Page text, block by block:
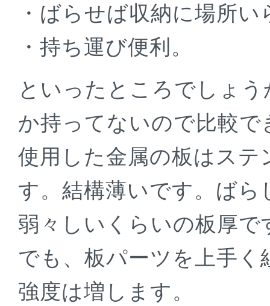
・ばらせば収納に場所い
・持ち運び便利。
といったところでしょ
か持ってないので比較
使用した金属の板はステ
す。結構薄いです。ば
弱々しいくらいの板厚で
でも、板パーツを上手
強度は増します。